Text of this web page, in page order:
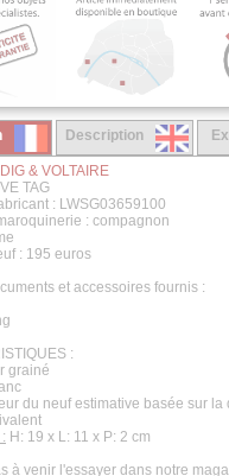
Description
& VOLTAIRE
TAG
: LWSG03659100
: compagnon
: 195 euros
et accessoires fournis :
:
grainé
du neuf estimative basée sur
H: 19 x L: 11 x P: 2 cm
à venir l'essayer dans notre